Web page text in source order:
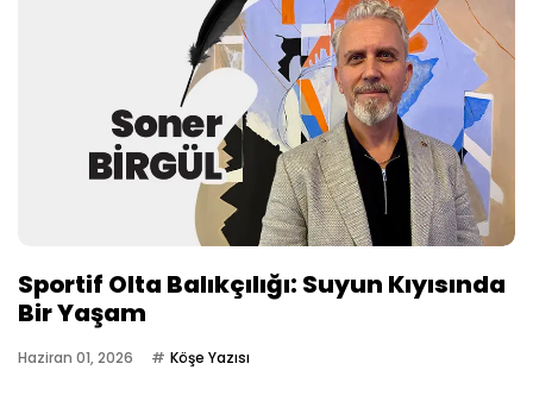
Sportif Olta Balıkçılığı: Suyun Kıyısında
Bir Yaşam
Haziran 01, 2026 Köşe Yazısı